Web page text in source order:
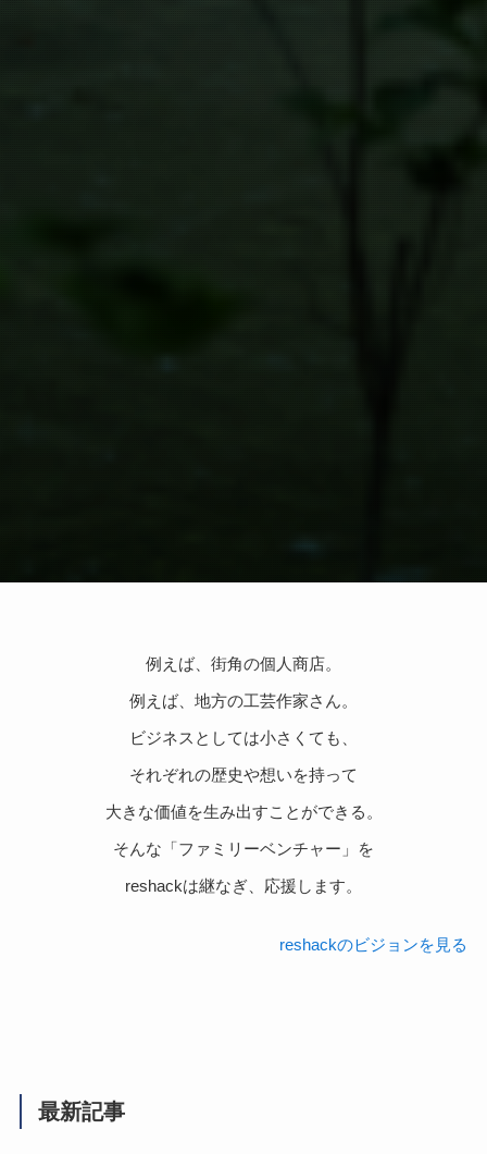
例えば、街角の個人商店。
例えば、地方の工芸作家さん。
ビジネスとしては小さくても、
それぞれの歴史や想いを持って
大きな価値を生み出すことができる。
そんな「ファミリーベンチャー」を
reshackは継なぎ、応援します。
reshackのビジョンを見る
最新記事